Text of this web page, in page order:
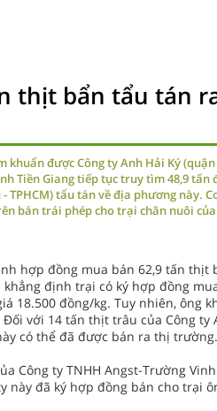
thịt bẩn tẩu tán
được Công ty Anh Hải Ký
Tiền Giang tiếp tục truy tìm 48,9 tấn
TPHCM) tẩu tán về địa phương này.
bán trái phép cho trại chăn nuôi
hợp đồng mua bán 62,9 tấn thịt
định trại có ký hợp đồng
18.500 đồng/kg. Tuy nhiên, ông
với 14 tấn thịt trâu của Công
có thể đã được bán ra thị trường.
Công ty TNHH Angst-Trường
này đã ký hợp đồng bán cho trại